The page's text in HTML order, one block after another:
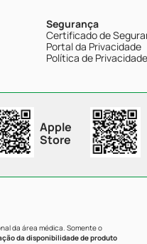
Segurança
Certificado de
Portal da Privacidade
Política de Privacidade
Apple
Store
da área médica. Somente o
da disponibilidade de produto